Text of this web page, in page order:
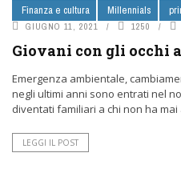
Finanza e cultura Millennials
GIUGNO 11, 2021 1250
Giovani con gli occhi
Emergenza ambientale,
negli ultimi anni sono entrati nel
diventati familiari a chi non ha mai
LEGGI IL POST